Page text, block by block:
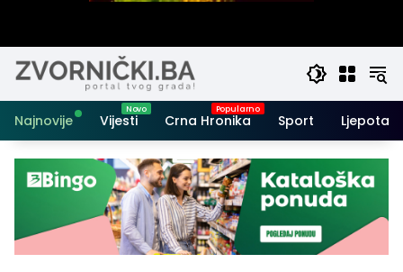
Najnovije Vijesti Crna Hronika Sport Ljepota i